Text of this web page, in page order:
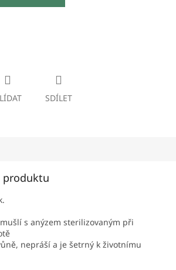
SDÍLET
produktu
s anýzem sterilizovaným při
nepráší a je šetrný k životnímu